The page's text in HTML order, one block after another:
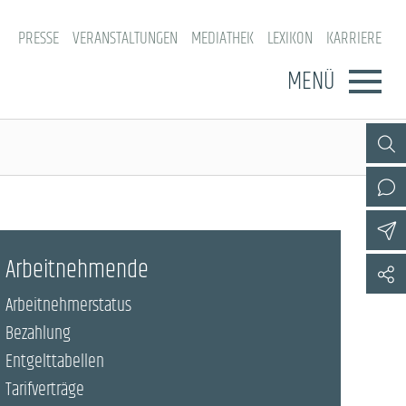
PRESSE VERANSTALTUNGEN MEDIATHEK LEXIKON KARRIERE
MENÜ
Arbeitnehmende
Arbeitnehmerstatus
Bezahlung
Entgelttabellen
Tarifverträge